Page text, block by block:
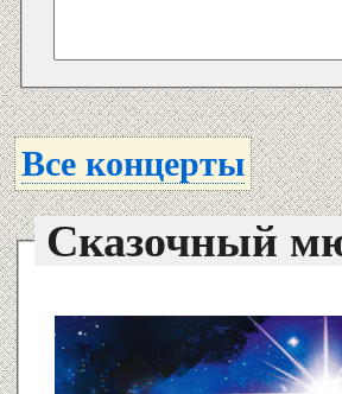
Все концерты
Сказочный